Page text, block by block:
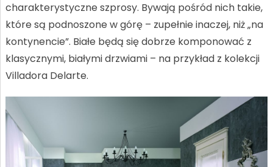
charakterystyczne szprosy. Bywają pośród nich takie,
które są podnoszone w górę – zupełnie inaczej, niż „na
kontynencie”. Białe będą się dobrze komponować z
klasycznymi, białymi drzwiami – na przykład z kolekcji
Villadora Delarte.